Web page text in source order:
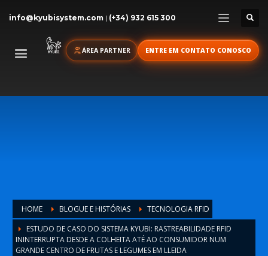
info@kyubisystem.com | (+34) 932 615 300
ÁREA PARTNER ENTRE EM CONTATO CONOSCO
HOME BLOGUE E HISTÓRIAS
TECNOLOGIA RFID
ESTUDO DE CASO DO SISTEMA KYUBI: RASTREABILIDADE RFID
ININTERRUPTA DESDE A COLHEITA ATÉ AO CONSUMIDOR NUM
GRANDE CENTRO DE FRUTAS E LEGUMES EM LLEIDA